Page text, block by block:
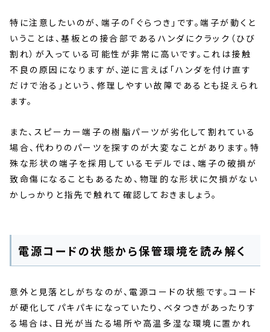
特に注意したいのが、端子の「ぐらつき」です。端子が動くと
いうことは、基板との接合部であるハンダにクラック（ひび
割れ）が入っている可能性が非常に高いです。これは接触
不良の原因になりますが、逆に言えば「ハンダを付け直す
だけで治る」という、修理しやすい故障であるとも捉えられ
ます。
また、スピーカー端子の樹脂パーツが劣化して割れている
場合、代わりのパーツを探すのが大変なことがあります。特
殊な形状の端子を採用しているモデルでは、端子の破損が
致命傷になることもあるため、物理的な形状に欠損がない
かしっかりと指先で触れて確認しておきましょう。
電源コードの状態から保管環境を読み解く
意外と見落としがちなのが、電源コードの状態です。コード
が硬化してパキパキになっていたり、ベタつきがあったりす
る場合は、日光が当たる場所や高温多湿な環境に置かれ